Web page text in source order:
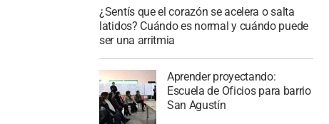
¿Sentís que el corazón se acelera o salta
latidos? Cuándo es normal y cuándo puede
ser una arritmia
Aprender proyectando:
Escuela de Oficios para barrio
San Agustín